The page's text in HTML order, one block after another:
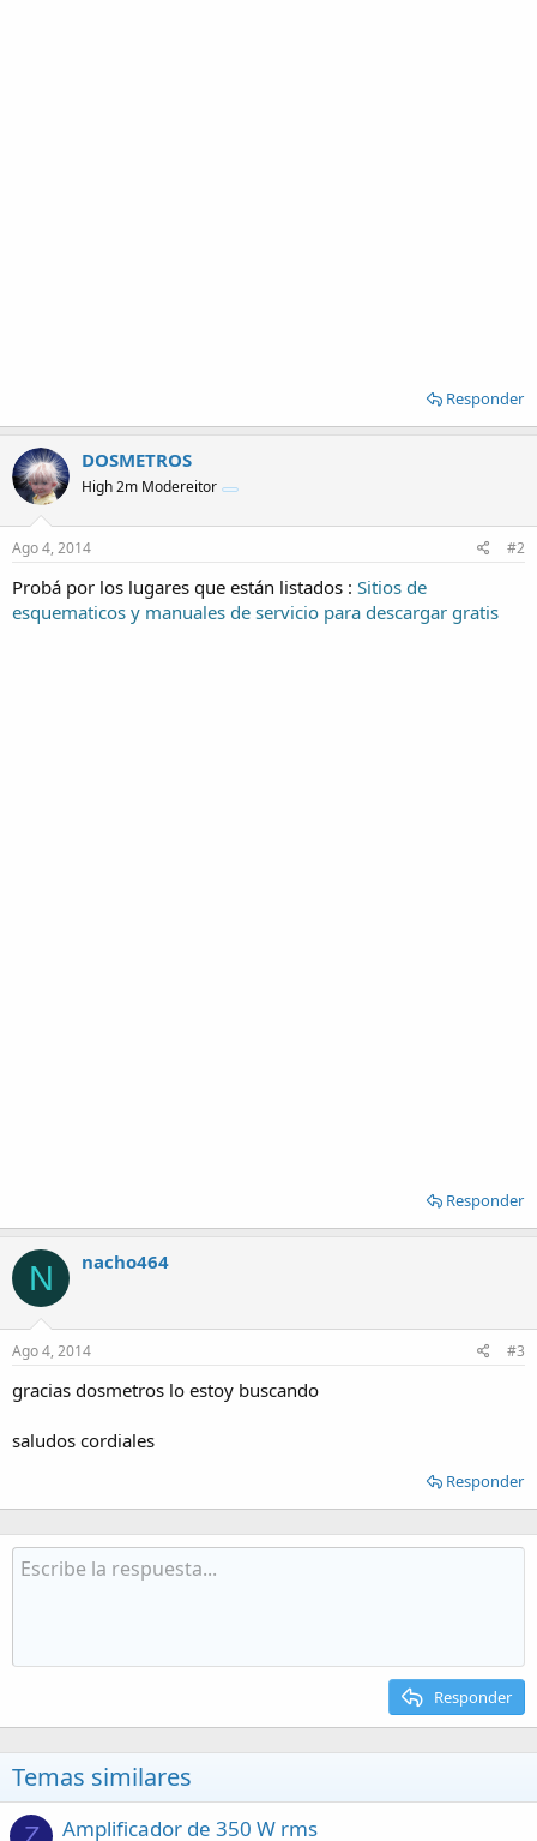
Responder
DOSMETROS
High 2m Modereitor
Ago 4, 2014 #2
Probá por los lugares que están listados : Sitios de
esquematicos y manuales de servicio para descargar gratis
Responder
N nacho464
Ago 4, 2014 #3
gracias dosmetros lo estoy buscando
saludos cordiales
Responder
Responder
Temas similares
Z Amplificador de 350 W rms